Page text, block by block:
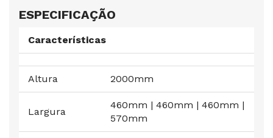
ESPECIFICAÇÃO
Características
Altura 2000mm
Largura
460mm | 460mm | 460mm |
570mm